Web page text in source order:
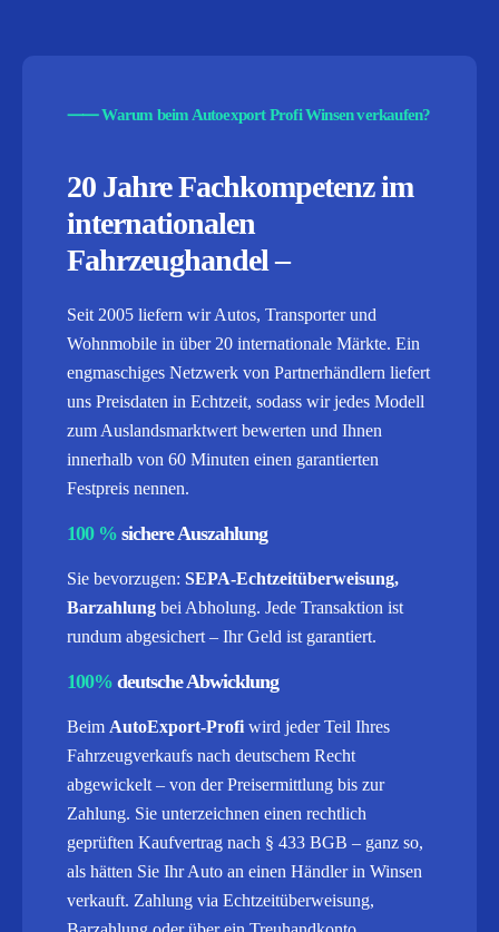
⸺Warum beim Autoexport Profi Winsen verkaufen?
20 Jahre Fachkompetenz im
internationalen
Fahrzeughandel –
Seit 2005 liefern wir Autos, Transporter und
Wohnmobile in über 20 internationale Märkte. Ein
engmaschiges Netzwerk von Partnerhändlern liefert
uns Preisdaten in Echtzeit, sodass wir jedes Modell
zum Auslandsmarktwert bewerten und Ihnen
innerhalb von 60 Minuten einen garantierten
Festpreis nennen.
100 % sichere Auszahlung
Sie bevorzugen: SEPA-Echtzeitüberweisung,
Barzahlung bei Abholung. Jede Transaktion ist
rundum abgesichert – Ihr Geld ist garantiert.
100% deutsche Abwicklung
Beim AutoExport-Profi wird jeder Teil Ihres
Fahrzeugverkaufs nach deutschem Recht
abgewickelt – von der Preisermittlung bis zur
Zahlung. Sie unterzeichnen einen rechtlich
geprüften Kaufvertrag nach § 433 BGB – ganz so,
als hätten Sie Ihr Auto an einen Händler in Winsen
verkauft. Zahlung via Echtzeitüberweisung,